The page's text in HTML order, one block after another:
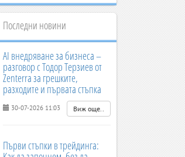
Последни новини
AI внедряване за бизнеса –
разговор с Тодор Терзиев от
Zenterra за грешките,
разходите и първата стъпка
30-07-2026 11:03 Виж още..
Първи стъпки в трейдинга: